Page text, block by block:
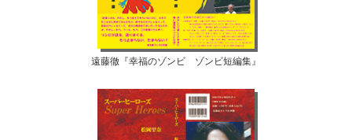
遠藤徹『幸福のゾンビ ゾンビ短編集』